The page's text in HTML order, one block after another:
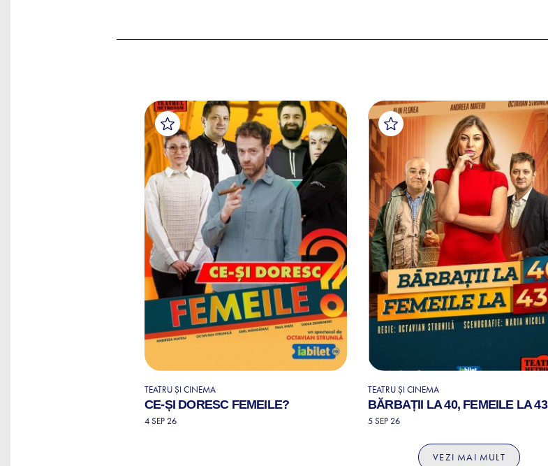
TEATRU ȘI CINEMA
CE-ȘI DORESC FEMEILE?
4 SEP 26
TEATRU ȘI CINEMA
BĂRBAȚII LA 40, FEMEILE LA 43
5 SEP 26
VEZI MAI MULT